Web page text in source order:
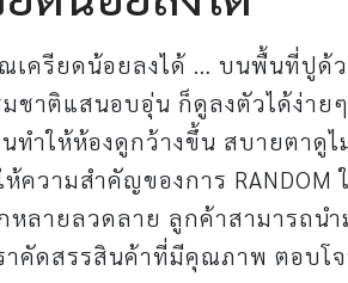
เครียดน้อยลงได้ … บนพื้นที่ปูด้ว
ชาติแสนอบอุ่น ก็ดูลงตัวได้ง่าย
ทำให้ห้องดูกว้างขึ้น สบายตาดู
ความสำคัญของการ RANDOM
ลายลวดลาย ลูกค้าสามารถนำ
าคัดสรรสินค้าที่มีคุณภาพ ตอบโ